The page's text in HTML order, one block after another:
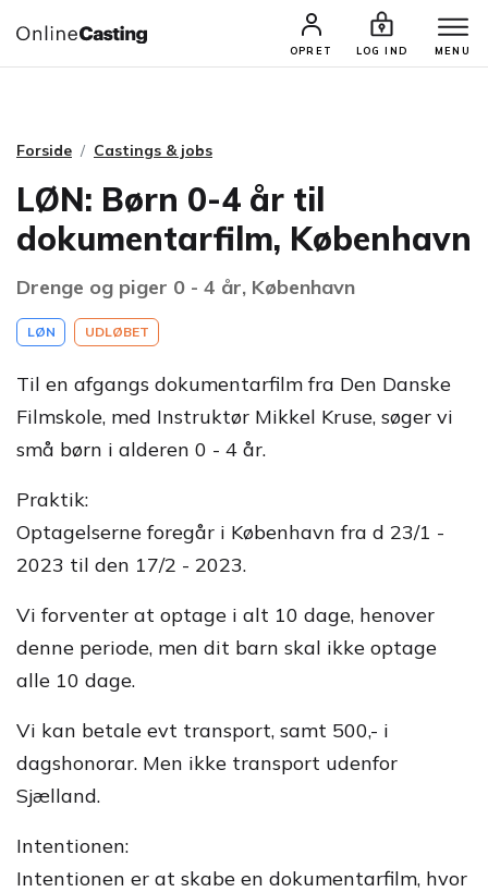
OPRET LOG IND MENU
CASTINGS & JOBS SØG PROFIL
Forside Castings & jobs
LØN: Børn 0-4 år til
dokumentarfilm, København
Drenge og piger 0 - 4 år, København
LØN UDLØBET
Til en afgangs dokumentarfilm fra Den Danske
Filmskole, med Instruktør Mikkel Kruse, søger vi
små børn i alderen 0 - 4 år.
Praktik:
Optagelserne foregår i København fra d 23/1 -
2023 til den 17/2 - 2023.
Vi forventer at optage i alt 10 dage, henover
denne periode, men dit barn skal ikke optage
alle 10 dage.
Vi kan betale evt transport, samt 500,- i
dagshonorar. Men ikke transport udenfor
Sjælland.
Intentionen:
Intentionen er at skabe en dokumentarfilm, hvor